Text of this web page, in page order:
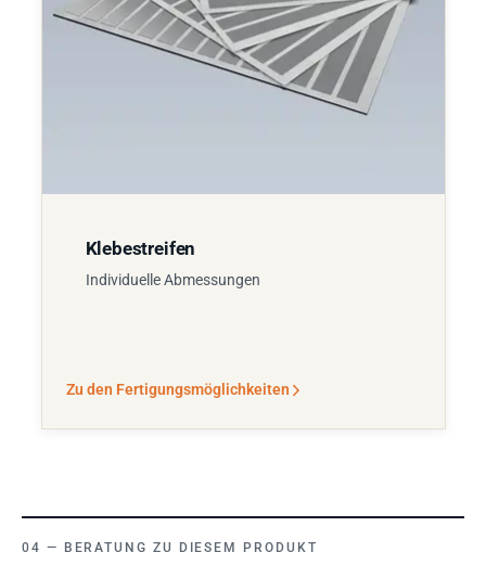
Klebestreifen
Individuelle Abmessungen
Zu den Fertigungsmöglichkeiten
BERATUNG ZU DIESEM PRODUKT